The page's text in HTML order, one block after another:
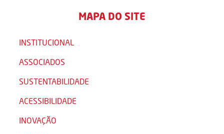
MAPA DO SITE
INSTITUCIONAL
ASSOCIADOS
SUSTENTABILIDADE
ACESSIBILIDADE
INOVAÇÃO